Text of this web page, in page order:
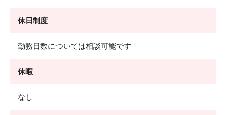
休日制度
勤務日数については相談可能です
休暇
なし